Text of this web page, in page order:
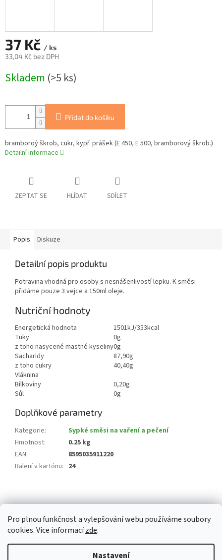
Pro plnou funkčnost a vylepšování webu používáme soubory
cookies. Více informacízde.
Nastavení
37 Kč / ks
33,04 Kč bez DPH
cena:
Skladem (>5 ks)
Přidat do košíku
bramboroý škrob, cukr, kypř. prášek (E 450, E 500, bramborový škrob.)
Detailní informace
ZEPTAT SE HLÍDAT SDÍLET
Popis Diskuze
Detailní popis produktu
Potravina vhodná pro osoby s nesnášenlivostí lepku. K směsi
přidáme pouze 3 vejce a 150ml oleje.
Nutriční hodnoty
Energetická hodnota
1501kJ/353kcal
Tuky
0g
z toho nasycené mastné kyseliny0g
Sacharidy
87,90g
z toho cukry
40,40g
Vláknina
Bílkoviny
0,20g
Sůl
0g
Doplňkové parametry
Kategorie:
Sypké směsi na vaření a pečení
Hmotnost:
0.25 kg
EAN:
8595035911220
Balení v kartónu: 24
á